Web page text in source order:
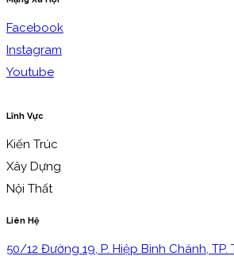
Facebook
Instagram
Youtube
Lĩnh Vực
Kiến Trúc
Xây Dựng
Nội Thất
Liên Hệ
50/12 Đường 19, P. Hiệp Bình Chánh, TP.